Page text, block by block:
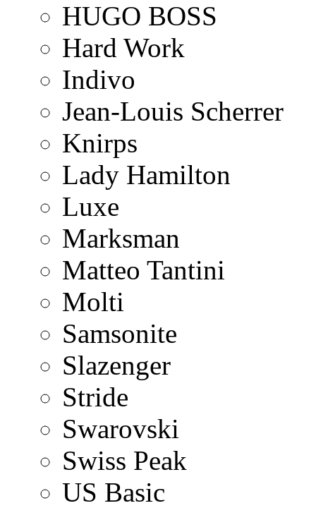
HUGO BOSS
Hard Work
Indivo
Jean-Louis Scherrer
Knirps
Lady Hamilton
Luxe
Marksman
Matteo Tantini
Molti
Samsonite
Slazenger
Stride
Swarovski
Swiss Peak
US Basic